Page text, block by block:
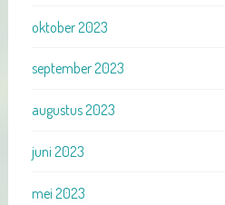
oktober 2023
september 2023
augustus 2023
juni 2023
mei 2023